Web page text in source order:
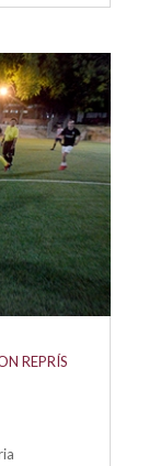
REPRÍS